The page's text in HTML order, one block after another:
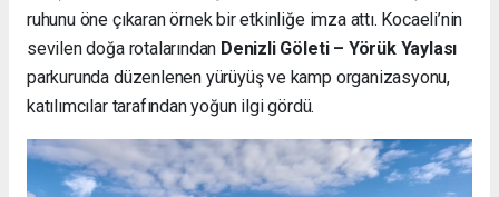
ruhunu öne çıkaran örnek bir etkinliğe imza attı. Kocaeli’nin
sevilen doğa rotalarından Denizli Göleti – Yörük Yaylası
parkurunda düzenlenen yürüyüş ve kamp organizasyonu,
katılımcılar tarafından yoğun ilgi gördü.